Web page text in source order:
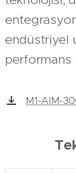
endüstriyel
performans
M1-AIM-